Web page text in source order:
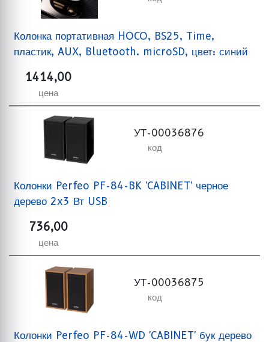
Колонка портативная HOCO, BS25, Time,
пластик, AUX, Bluetooth. microSD, цвет: синий
1414,00
цена
УТ-00036876
код
Колонки Perfeo PF-84-BK 'CABINET' черное
дерево 2x3 Вт USB
736,00
цена
УТ-00036875
код
Колонки Perfeo PF-84-WD 'CABINET' бук дерево